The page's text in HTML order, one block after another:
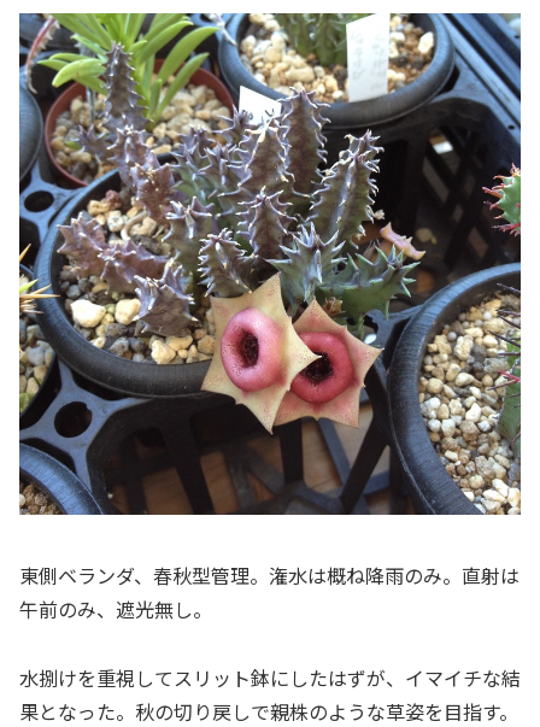
東側ベランダ、春秋型管理。潅水は概ね降雨のみ。直射は
午前のみ、遮光無し。
水捌けを重視してスリット鉢にしたはずが、イマイチな結
果となった。秋の切り戻しで親株のような草姿を目指す。